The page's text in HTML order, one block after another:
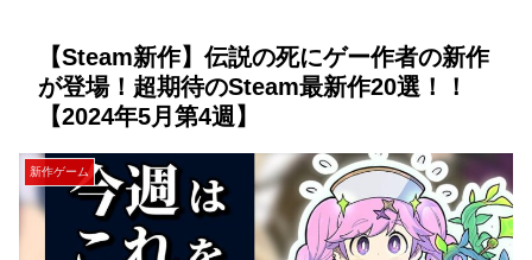
【Steam新作】伝説の死にゲー作者の新作
が登場！超期待のSteam最新作20選！！
【2024年5月第4週】
新作ゲーム